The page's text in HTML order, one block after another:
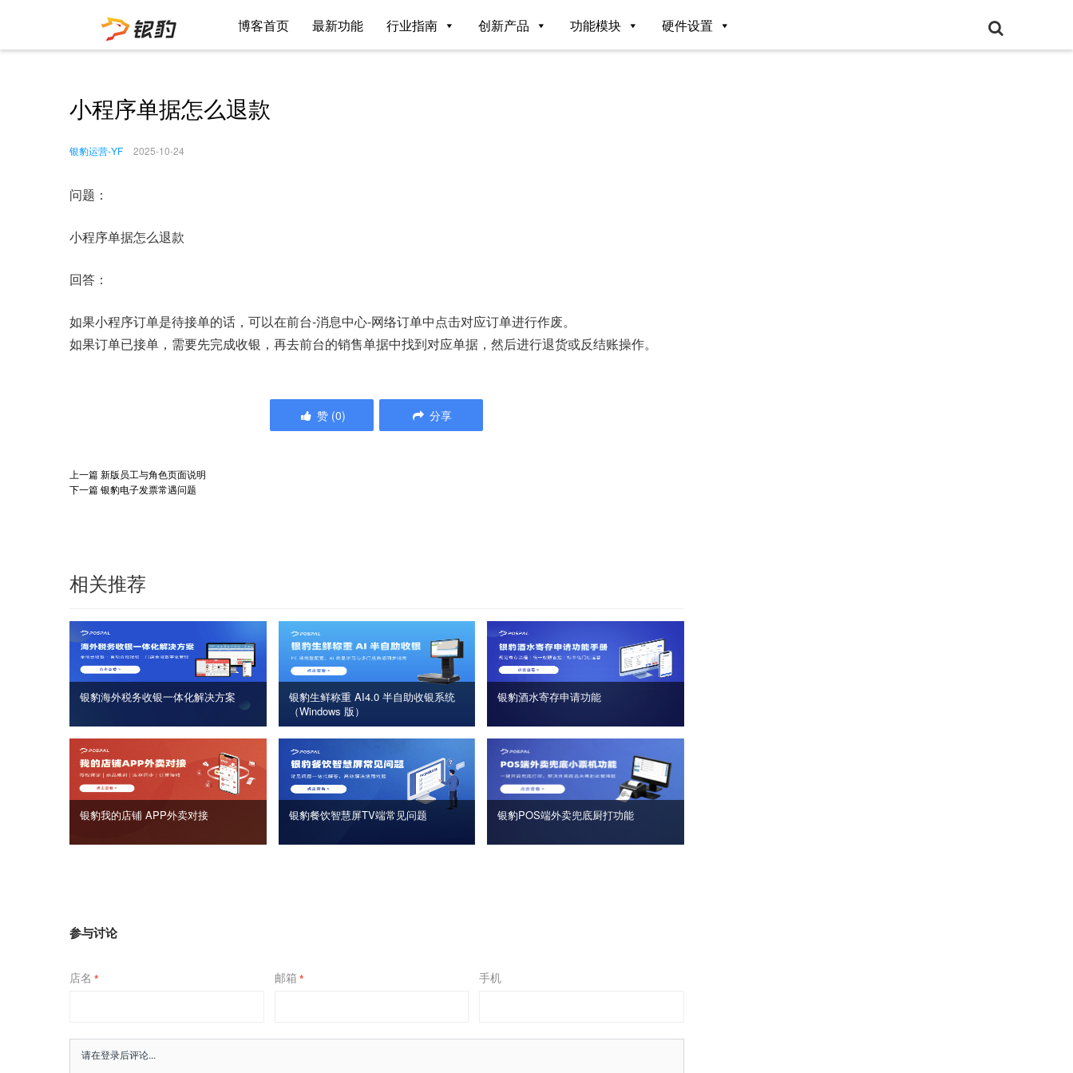
博客首页 最新功能 行业指南 创新产品 功能模块 硬件设置
小程序单据怎么退款
银豹运营-YF 2025-10-24
问题：
小程序单据怎么退款
回答：
如果小程序订单是待接单的话，可以在前台-消息中心-网络订单中点击对应订单进行作废。
如果订单已接单，需要先完成收银，再去前台的销售单据中找到对应单据，然后进行退货或反结账操作。
赞 (0) 分享
上一篇新版员工与角色页面说明
下一篇银豹电子发票常遇问题
相关推荐
银豹海外税务收银一体化解决方案
银豹生鲜称重 AI4.0 半自助收银系统
（Windows 版）
银豹酒水寄存申请功能
银豹我的店铺 APP外卖对接 银豹餐饮智慧屏TV端常见问题 银豹POS端外卖兜底厨打功能
参与讨论
店名 * 邮箱 * 手机